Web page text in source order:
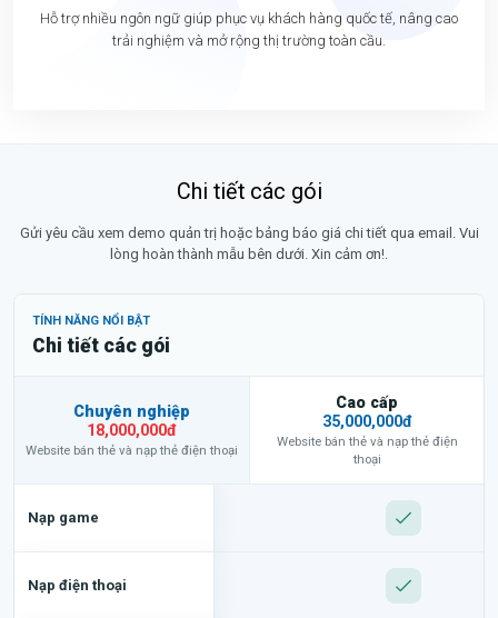
Hỗ trợ nhiều ngôn ngữ giúp phục vụ khách hàng quốc tế, nâng cao
trải nghiệm và mở rộng thị trường toàn cầu.
Chi tiết các gói
Gửi yêu cầu xem demo quản trị hoặc bảng báo giá chi tiết qua email. Vui
lòng hoàn thành mẫu bên dưới. Xin cảm ơn!.
TÍNH NĂNG NỔI BẬT
Chi tiết các gói
Chuyên nghiệp
18,000,000đ
Website bán thẻ và nạp thẻ điện thoại
Cao cấp
35,000,000đ
Website bán thẻ và nạp thẻ điện
thoại
Nạp game
Nạp điện thoại